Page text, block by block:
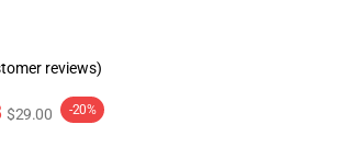
reviews)
$29.00 -20%